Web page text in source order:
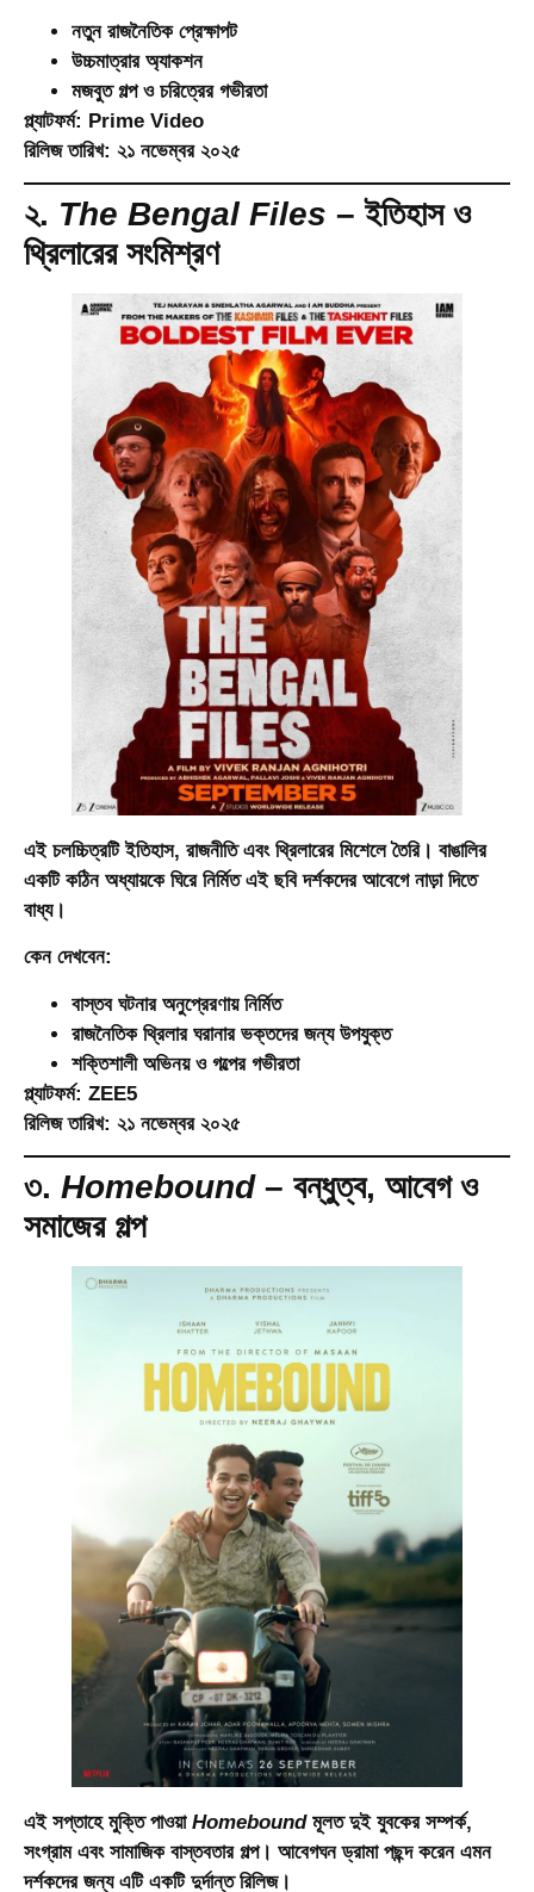
নতুন রাজনৈতিক প্রেক্ষাপট
উচ্চমাত্রার অ্যাকশন
মজবুত গল্প ও চরিত্রের গভীরতা
প্ল্যাটফর্ম: Prime Video
রিলিজ তারিখ: ২১ নভেম্বর ২০২৫
২. The Bengal Files – ইতিহাস ও
থ্রিলারের সংমিশ্রণ
এই চলচ্চিত্রটি ইতিহাস, রাজনীতি এবং থ্রিলারের মিশেলে তৈরি। বাঙালির
একটি কঠিন অধ্যায়কে ঘিরে নির্মিত এই ছবি দর্শকদের আবেগে নাড়া দিতে
বাধ্য।
কেন দেখবেন:
বাস্তব ঘটনার অনুপ্রেরণায় নির্মিত
রাজনৈতিক থ্রিলার ঘরানার ভক্তদের জন্য উপযুক্ত
শক্তিশালী অভিনয় ও গল্পের গভীরতা
প্ল্যাটফর্ম: ZEE5
রিলিজ তারিখ: ২১ নভেম্বর ২০২৫
৩. Homebound– বন্ধুত্ব, আবেগ ও
সমাজের গল্প
এই সপ্তাহে মুক্তি পাওয়া Homeboundমূলত দুই যুবকের সম্পর্ক,
সংগ্রাম এবং সামাজিক বাস্তবতার গল্প। আবেগঘন ড্রামা পছন্দ করেন এমন
দর্শকদের জন্য এটি একটি দুর্দান্ত রিলিজ।